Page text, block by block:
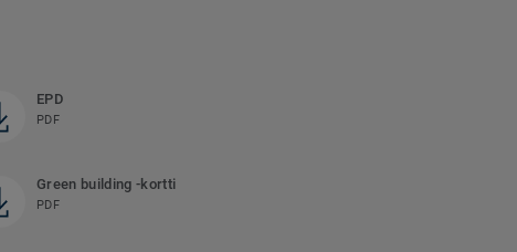
EPD
PDF
Green building -kortti
PDF